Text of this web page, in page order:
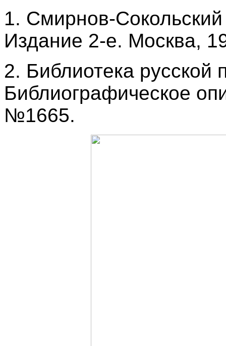
1. Смирнов-
Издание 2-е. Москва,
2. Библиотека
Библиографическое
№1665.